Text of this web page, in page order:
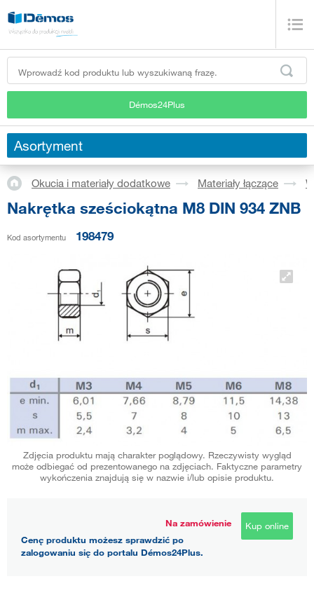
Démos24Plus
Asortyment
Okucia i materiały dodatkowe Materiały łączące
Nakrętka sześciokątna M8 DIN 934 ZNB
Kod asortymentu 198479
Zdjęcia produktu mają charakter poglądowy. Rzeczywisty wygląd
może odbiegać od prezentowanego na zdjęciach. Faktyczne parametry
wykończenia znajdują się w nazwie i/lub opisie produktu.
Na zamówienie
Cenę produktu możesz sprawdzić po
zalogowaniu się do portalu Démos24Plus.
Kup online